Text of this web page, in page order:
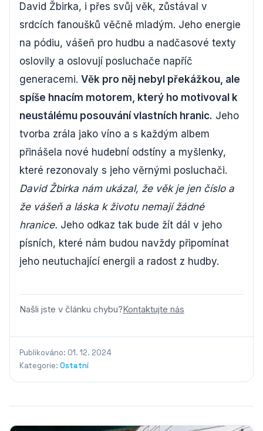
David Žbirka, i přes svůj věk, zůstával v
srdcích fanoušků věčně mladým. Jeho energie
na pódiu, vášeň pro hudbu a nadčasové texty
oslovily a oslovují posluchače napříč
generacemi. Věk pro něj nebyl překážkou, ale
spíše hnacím motorem, který ho motivoval k
neustálému posouvání vlastních hranic. Jeho
tvorba zrála jako víno a s každým albem
přinášela nové hudební odstíny a myšlenky,
které rezonovaly s jeho věrnými posluchači.
David Žbirka nám ukázal, že věk je jen číslo a
že vášeň a láska k životu nemají žádné
hranice. Jeho odkaz tak bude žít dál v jeho
písních, které nám budou navždy připomínat
jeho neutuchající energii a radost z hudby.
Našli jste v článku chybu?Kontaktujte nás
Publikováno: 01. 12. 2024
Kategorie: Ostatní